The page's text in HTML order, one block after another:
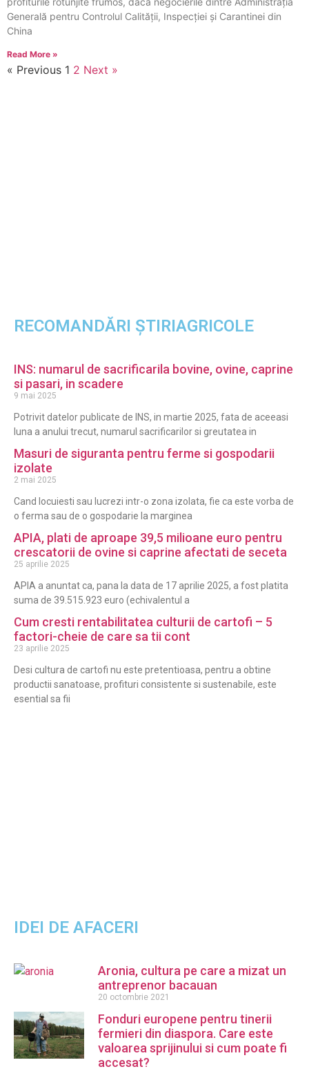
Generală pentru Controlul Calităţii, Inspecţiei şi Carantinei din
China
Read More »
« Previous 1 2 Next »
RECOMANDĂRI ȘTIRIAGRICOLE
INS: numarul de sacrificarila bovine, ovine, caprine
si pasari, in scadere
9 mai 2025
Potrivit datelor publicate de INS, in martie 2025, fata de aceeasi
luna a anului trecut, numarul sacrificarilor si greutatea in
Masuri de siguranta pentru ferme si gospodarii
izolate
2 mai 2025
Cand locuiesti sau lucrezi intr-o zona izolata, fie ca este vorba de
o ferma sau de o gospodarie la marginea
APIA, plati de aproape 39,5 milioane euro pentru
crescatorii de ovine si caprine afectati de seceta
25 aprilie 2025
APIA a anuntat ca, pana la data de 17 aprilie 2025, a fost platita
suma de 39.515.923 euro (echivalentul a
Cum cresti rentabilitatea culturii de cartofi – 5
factori-cheie de care sa tii cont
23 aprilie 2025
Desi cultura de cartofi nu este pretentioasa, pentru a obtine
productii sanatoase, profituri consistente si sustenabile, este
esential sa fii
IDEI DE AFACERI
Aronia, cultura pe care a mizat un
antreprenor bacauan
20 octombrie 2021
Fonduri europene pentru tinerii
fermieri din diaspora. Care este
valoarea sprijinului si cum poate fi
accesat?